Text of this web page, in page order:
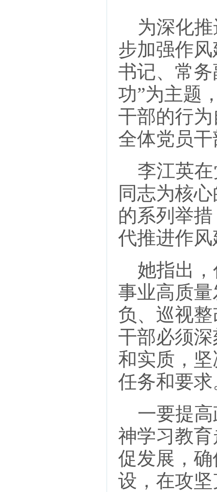
为深化推
步加强作
书记、常
功”为主题
干部的行
全体党员
李江英在
同志为核
的系列举
代推进作
她指出，
事业高质
负、巡视
干部必须
和实质，
任务和要求
一要提高
神学习教
促发展，
设，在攻